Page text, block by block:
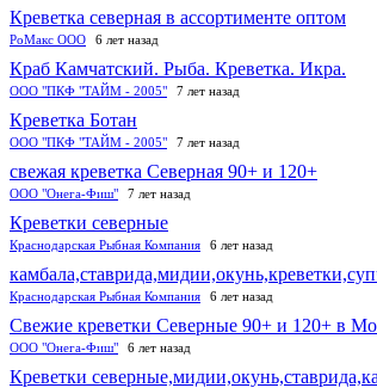
Креветка северная в ассортименте оптом
РоМакс ООО 6 лет назад
Краб Камчатский. Рыба. Креветка. Икра.
ООО "ПКФ "ТАЙМ - 2005" 7 лет назад
Креветка Ботан
ООО "ПКФ "ТАЙМ - 2005" 7 лет назад
свежая креветка Северная 90+ и 120+
ООО "Онега-Фиш" 7 лет назад
Креветки северные
Краснодарская Рыбная Компания 6 лет назад
Краснодарская Рыбная Компания 6 лет назад
Свежие креветки Северные 90+ и 120+ в
ООО "Онега-Фиш" 6 лет назад
Креветки